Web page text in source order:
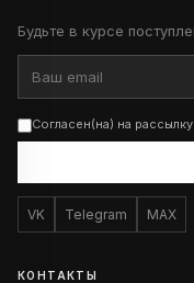
Будьте в курсе
Согласен(на) на
VK Telegram MAX
КОНТАКТЫ